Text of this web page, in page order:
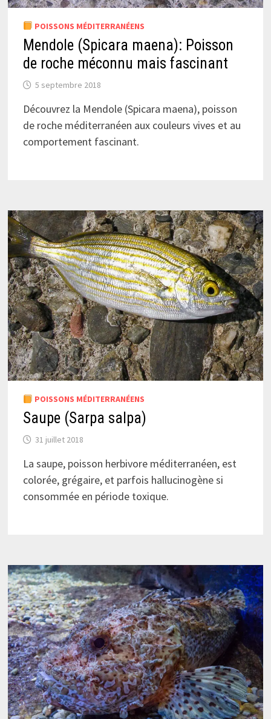
POISSONS MÉDITERRANÉENS
Mendole (Spicara maena): Poisson
de roche méconnu mais fascinant
5 septembre 2018
Découvrez la Mendole (Spicara maena), poisson
de roche méditerranéen aux couleurs vives et au
comportement fascinant.
POISSONS MÉDITERRANÉENS
Saupe (Sarpa salpa)
31 juillet 2018
La saupe, poisson herbivore méditerranéen, est
colorée, grégaire, et parfois hallucinogène si
consommée en période toxique.